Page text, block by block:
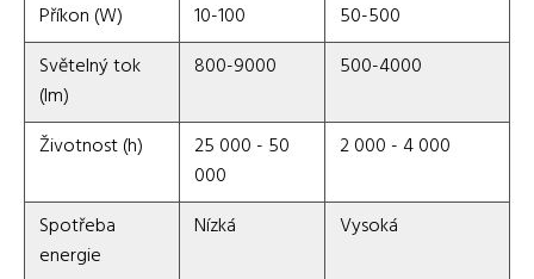
Příkon (W)
10-100
50-500
Světelný tok
(lm)
800-9000 500-4000
Životnost (h)
25 000 - 50
000
2 000 - 4 000
Spotřeba
energie
Nízká Vysoká